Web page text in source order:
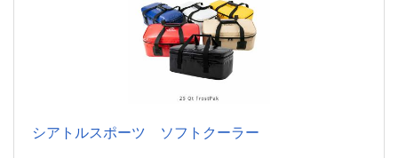
シアトルスポーツ ソフトクーラー